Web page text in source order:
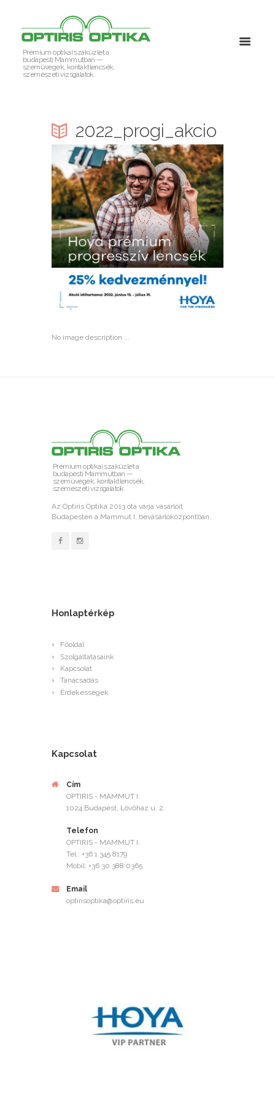
Prémium optikai szaküzlet a
budapesti Mammutban —
szemüvegek, kontaktlencsék,
szemészeti vizsgálatok.
2022_progi_akcio
No image description ...
Prémium optikai szaküzlet a
budapesti Mammutban —
szemüvegek, kontaktlencsék,
szemészeti vizsgálatok.
Az Optiris Optika 2013 óta várja vásárlóit
Budapesten a Mammut I. bevásárlóközpontban.
Honlaptérkép
Főoldal
Szolgáltatásaink
Kapcsolat
Tanácsadás
Érdekességek
Kapcsolat
Cím
OPTIRIS - MAMMUT I.
1024 Budapest, Lövőház u. 2.
Telefon
OPTIRIS - MAMMUT I.
Tel.: +36 1 345 8179
Mobil: +36 30 388 0365
Email
optirisoptika@optiris.eu